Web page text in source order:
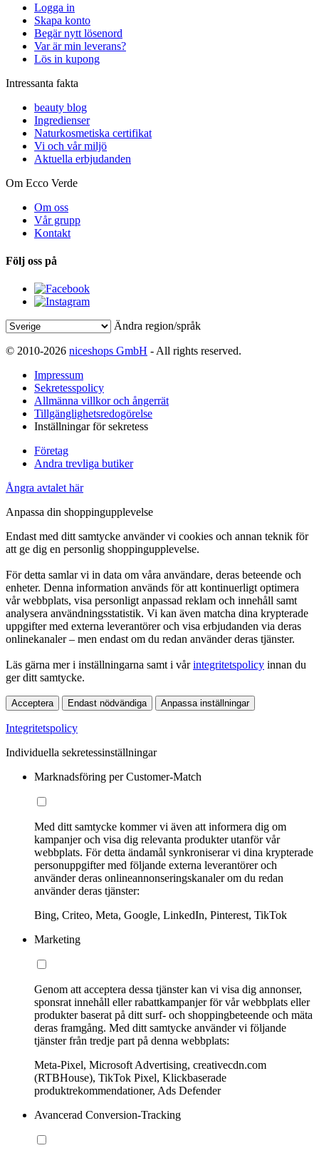
Logga in
Skapa konto
Begär nytt lösenord
Var är min leverans?
Lös in kupong
Intressanta fakta
beauty blog
Ingredienser
Naturkosmetiska certifikat
Vi och vår miljö
Aktuella erbjudanden
Om Ecco Verde
Om oss
Vår grupp
Kontakt
Följ oss på
Ändra region/språk
© 2010-2026 niceshops GmbH - All rights reserved.
Impressum
Sekretesspolicy
Allmänna villkor och ångerrät
Tillgänglighetsredogörelse
Inställningar för sekretess
Företag
Andra trevliga butiker
Ångra avtalet här
Anpassa din shoppingupplevelse
Endast med ditt samtycke använder vi cookies och annan teknik för
att ge dig en personlig shoppingupplevelse.
För detta samlar vi in data om våra användare, deras beteende och
enheter. Denna information används för att kontinuerligt optimera
vår webbplats, visa personligt anpassad reklam och innehåll samt
analysera användningsstatistik. Vi kan även matcha dina krypterade
uppgifter med externa leverantörer och visa erbjudanden via deras
onlinekanaler – men endast om du redan använder deras tjänster.
Läs gärna mer i inställningarna samt i vårintegritetspolicy innan du
ger ditt samtycke.
Acceptera Endast nödvändiga Anpassa inställningar
Integritetspolicy
Individuella sekretessinställningar
Marknadsföring per Customer-Match
Med ditt samtycke kommer vi även att informera dig om
kampanjer och visa dig relevanta produkter utanför vår
webbplats. För detta ändamål synkroniserar vi dina krypterade
personuppgifter med följande externa leverantörer och
använder deras onlineannonseringskanaler om du redan
använder deras tjänster:
Bing, Criteo, Meta, Google, LinkedIn, Pinterest, TikTok
Marketing
Genom att acceptera dessa tjänster kan vi visa dig annonser,
sponsrat innehåll eller rabattkampanjer för vår webbplats eller
produkter baserat på ditt surf- och shoppingbeteende och mäta
deras framgång. Med ditt samtycke använder vi följande
tjänster från tredje part på denna webbplats:
Meta-Pixel, Microsoft Advertising, creativecdn.com
(RTBHouse), TikTok Pixel, Klickbaserade
produktrekommendationer, Ads Defender
Avancerad Conversion-Tracking